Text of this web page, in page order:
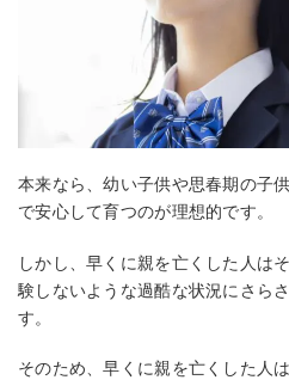
本来なら、幼い子供や思春期の子
で安心して育つのが理想的です。
しかし、早くに親を亡くした人は
験しないような過酷な状況にさら
す。
そのため、早くに親を亡くした人